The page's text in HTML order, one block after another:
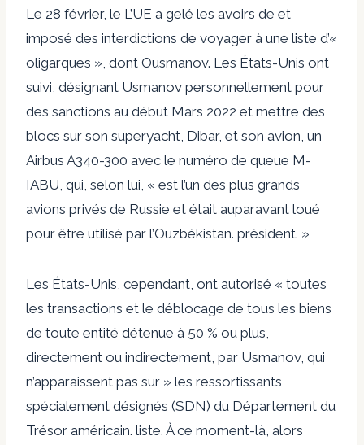
Le 28 février, le L’UE a gelé les avoirs de et
imposé des interdictions de voyager à une liste d’«
oligarques », dont Ousmanov. Les États-Unis ont
suivi, désignant Usmanov personnellement pour
des sanctions au début Mars 2022 et mettre des
blocs sur son superyacht, Dibar, et son avion, un
Airbus A340-300 avec le numéro de queue M-
IABU, qui, selon lui, « est l’un des plus grands
avions privés de Russie et était auparavant loué
pour être utilisé par l’Ouzbékistan. président. »
Les États-Unis, cependant, ont autorisé « toutes
les transactions et le déblocage de tous les biens
de toute entité détenue à 50 % ou plus,
directement ou indirectement, par Usmanov, qui
n’apparaissent pas sur » les ressortissants
spécialement désignés (SDN) du Département du
Trésor américain. liste. À ce moment-là, alors